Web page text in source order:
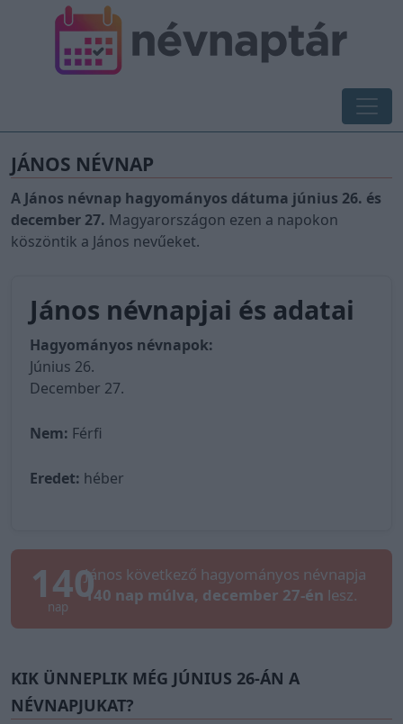
JÁNOS NÉVNAP
A János névnap hagyományos dátuma június 26. és
december 27. Magyarországon ezen a napokon
köszöntik a János nevűeket.
János névnapjai és adatai
Hagyományos névnapok:
Június 26.
December 27.
Nem: Férfi
Eredet: héber
140
nap
János következő hagyományos névnapja
140 nap múlva, december 27-én lesz.
KIK ÜNNEPLIK MÉG JÚNIUS 26-ÁN A
NÉVNAPJUKAT?